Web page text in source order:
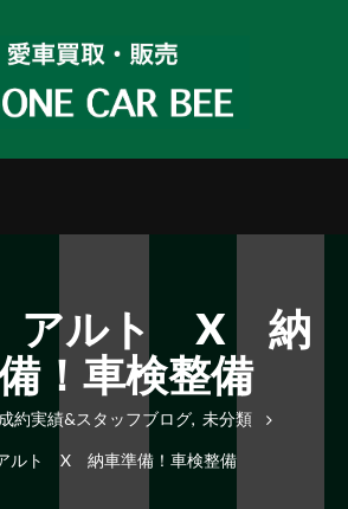
アルト X 納
！車検整備
約実績&スタッフブログ, 未分類
ルト X 納車準備！車検整備